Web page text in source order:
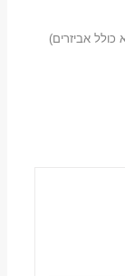
כולל אביזרים)